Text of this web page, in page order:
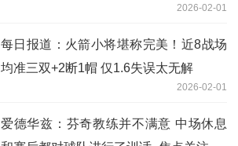
2026-02-01
每日报道：火箭小将堪称完美！近8战场
均准三双+2断1帽 仅1.6失误太无解
2026-02-01
爱德华兹：芬奇教练并不满意 中场休息